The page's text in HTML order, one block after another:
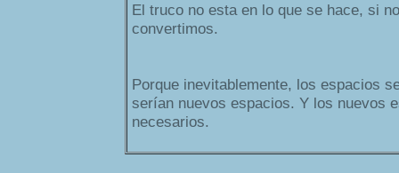
El truco no esta en lo que se hace, si
convertimos.
Porque inevitablemente, los espacios
serían nuevos espacios. Y los nuevos
necesarios.